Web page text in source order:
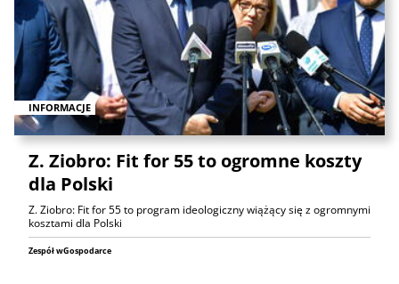
INFORMACJE
Z. Ziobro: Fit for 55 to ogromne koszty
dla Polski
Z. Ziobro: Fit for 55 to program ideologiczny wiążący się z ogromnymi
kosztami dla Polski
Zespół wGospodarce